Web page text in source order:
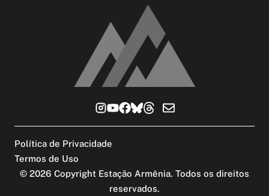
© 2026 Copyright Estação Armênia. Todos os direitos
reservados.
Política de Privacidade
Termos de Uso